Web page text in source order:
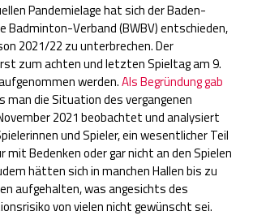
Pandemielage hat sich der Baden-
Badminton-Verband (BWBV) entschieden,
2021/22 zu unterbrechen. Der
zum achten und letzten Spieltag am 9.
werden.Als Begründung gab
man die Situation des vergangenen
2021 beobachtet und analysiert
und Spieler, ein wesentlicher Teil
mit Bedenken oder gar nicht an den Spielen
hätten sich in manchen Hallen bis zu
aufgehalten, was angesichts des
von vielen nicht gewünscht sei.